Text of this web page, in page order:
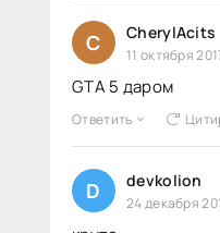
C CherylAcits
11 октября
GTA 5 даром
Ответить
D devkolion
24 декабря